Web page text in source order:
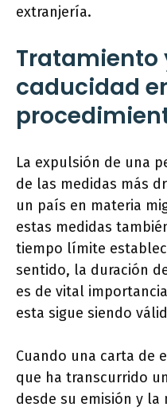
extranjería.
Tratamiento
caducidad
La expulsión de una
de las medidas más
un país en materia
estas medidas
tiempo límite
sentido, la duración
es de vital
esta sigue siendo
Cuando una carta de
que ha transcurrido
desde su emisión y la